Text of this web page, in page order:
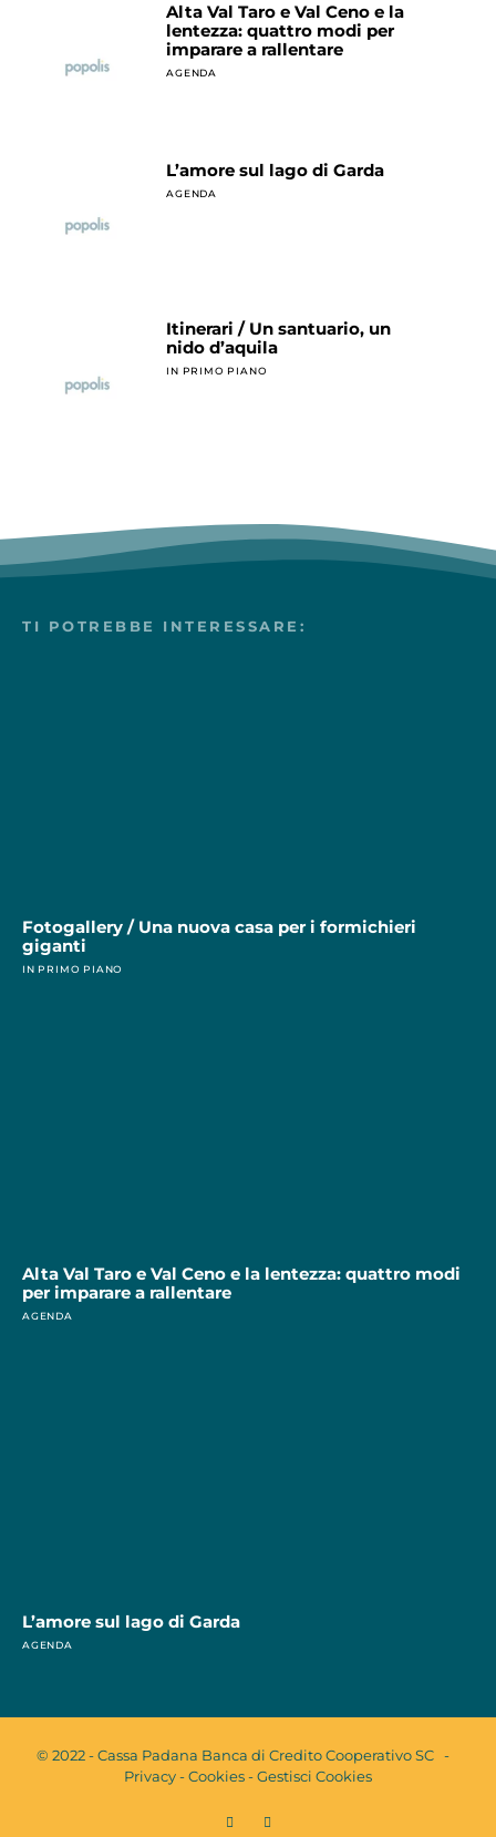
Alta Val Taro e Val Ceno e la
lentezza: quattro modi per
imparare a rallentare
AGENDA
L’amore sul lago di Garda
AGENDA
Itinerari / Un santuario, un
nido d’aquila
IN PRIMO PIANO
TI POTREBBE INTERESSARE:
Fotogallery / Una nuova casa per i formichieri
giganti
IN PRIMO PIANO
Alta Val Taro e Val Ceno e la lentezza: quattro modi
per imparare a rallentare
AGENDA
L’amore sul lago di Garda
AGENDA
© 2022 - Cassa Padana Banca di Credito Cooperativo SC -
Privacy-Cookies-Gestisci Cookies